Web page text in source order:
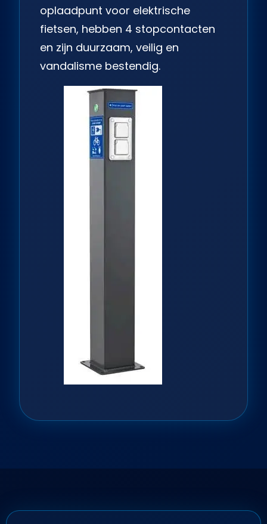
oplaadpunt voor elektrische
fietsen, hebben 4 stopcontacten
en zijn duurzaam, veilig en
vandalisme bestendig.